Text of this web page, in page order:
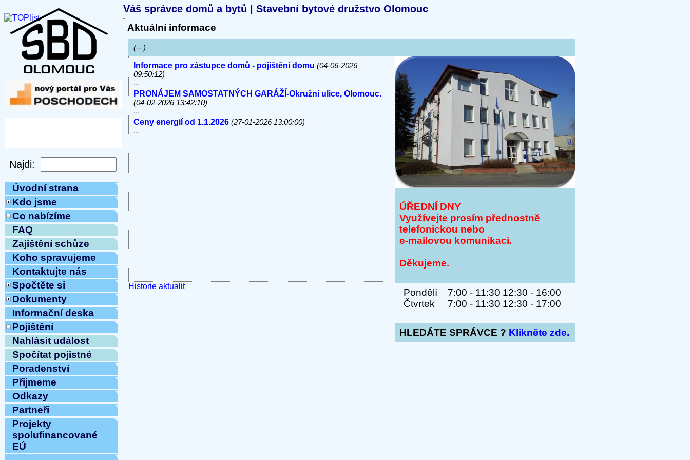
Úvodní strana
Kdo jsme
Co nabízíme
FAQ
Zajištění schůze
Koho spravujeme
Kontaktujte nás
Spočtěte si
Dokumenty
Informační deska
Pojištění
Nahlásit událost
Spočítat pojistné
Poradenství
Přijmeme
Odkazy
Partneři
Projekty
spolufinancované
EÚ
Váš správce domů a bytů | Stavební bytové družstvo Olomouc
Aktuální informace
(-- )
Informace pro zástupce domů - pojištění domu (04-06-2026
09:50:12)
...
PRONÁJEM SAMOSTATNÝCH GARÁŽÍ-Okružní ulice, Olomouc.
(04-02-2026 13:42:10)
...
Ceny energií od 1.1.2026 (27-01-2026 13:00:00)
...
Historie aktualit
ÚŘEDNÍ DNY
Využívejte prosím přednostně
telefonickou nebo
e-mailovou komunikaci.
Děkujeme.
Pondělí 7:00 - 11:30 12:30 - 16:00
Čtvrtek 7:00 - 11:30 12:30 - 17:00
HLEDÁTE SPRÁVCE ? Klikněte zde.